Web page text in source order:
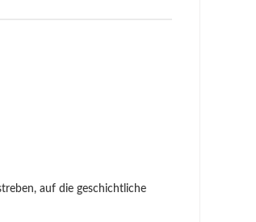
auf die geschichtliche